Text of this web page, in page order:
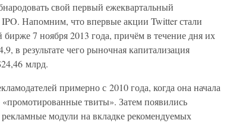
свой первый ежеквартальный
Напомним, что впервые акции Twitter стали
7 ноября 2013 года, причём в течение дня их
в результате чего рыночная капитализация
млрд.
примерно с 2010 года, когда она начала
твиты». Затем появились
модули на вкладке рекомендуемых